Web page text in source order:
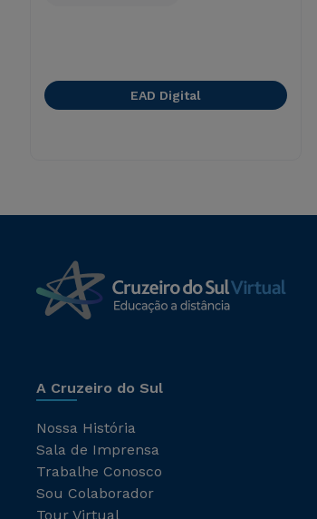
EAD Digital
A Cruzeiro do Sul
Nossa História
Sala de Imprensa
Trabalhe Conosco
Sou Colaborador
Tour Virtual